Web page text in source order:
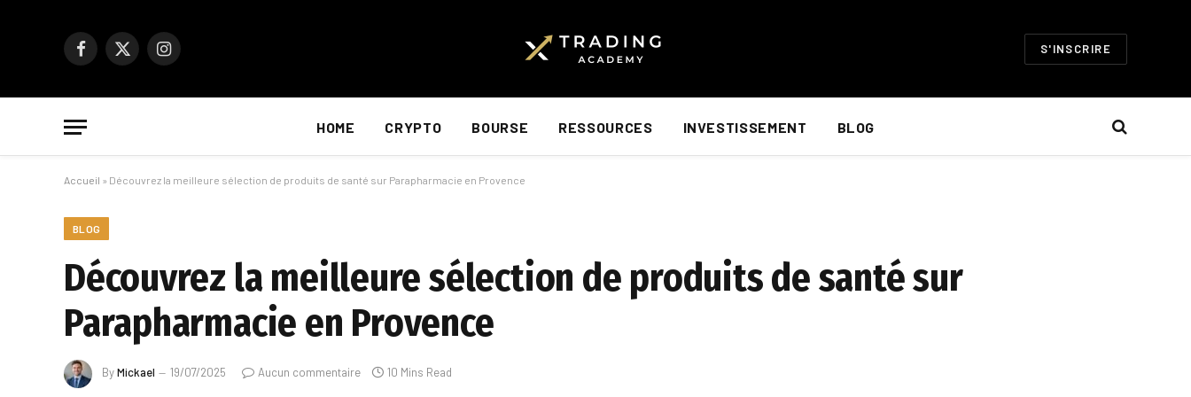
Facebook
X
Instagram S'INSCRIRE
HOME CRYPTO BOURSE RESSOURCES INVESTISSEMENT BLOG
Accueil » Découvrez la meilleure sélection de produits de santé sur Parapharmacie en Provence
BLOG
Découvrez la meilleure sélection de produits de santé sur
Parapharmacie en Provence
ByMickael 19/07/2025 Aucun commentaire 10 Mins Read